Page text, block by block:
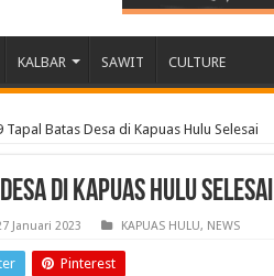
KALBAR SAWIT CULTURE
Tapal Batas Desa di Kapuas Hulu Selesai
di Kapuas Hulu Selesai
Januari 2023 KAPUAS HULU, NEWS
Pinterest